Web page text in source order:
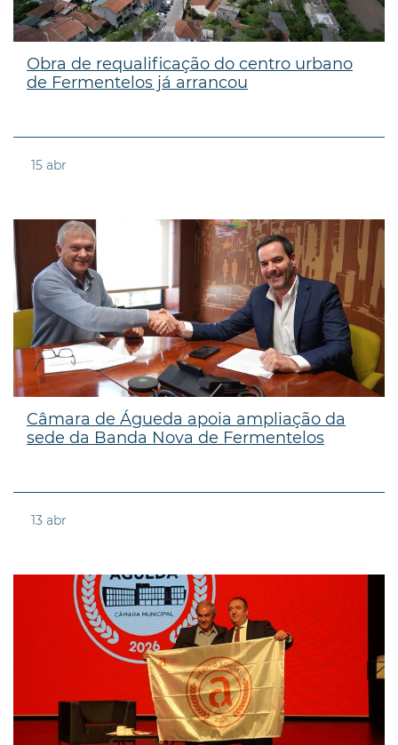
Obra de requalificação do centro urbano
de Fermentelos já arrancou
15 abr
Câmara de Águeda apoia ampliação da
sede da Banda Nova de Fermentelos
13 abr